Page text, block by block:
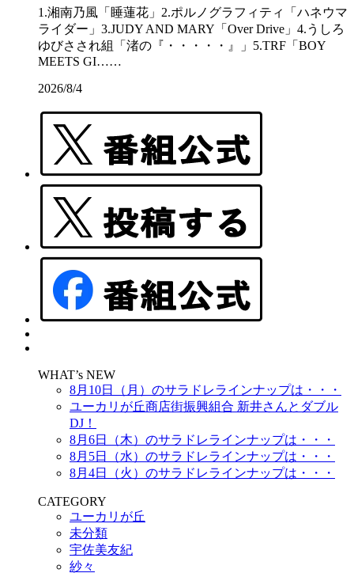
1.湘南乃風「睡蓮花」2.ポルノグラフィティ「ハネウマ
ライダー」3.JUDY AND MARY「Over Drive」4.うしろ
ゆびさされ組「渚の『・・・・・』」5.TRF「BOY
MEETS GI……
2026/8/4
WHAT’s NEW
8月10日（月）のサラドレラインナップは・・・
ユーカリが丘商店街振興組合 新井さんとダブル
DJ！
8月6日（木）のサラドレラインナップは・・・
8月5日（水）のサラドレラインナップは・・・
8月4日（火）のサラドレラインナップは・・・
CATEGORY
ユーカリが丘
未分類
宇佐美友紀
紗々